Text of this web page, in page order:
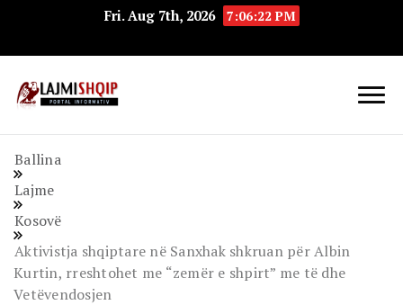
Fri. Aug 7th, 2026 7:06:22 PM
Ballina
Lajme
Kosovë
Aktivistja shqiptare në Sanxhak shkruan për Albin
Kurtin, rreshtohet me “zemër e shpirt” me të dhe
Vetëvendosjen